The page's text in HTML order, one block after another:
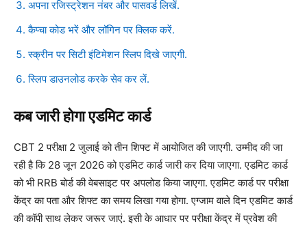
अपना रजिस्ट्रेशन नंबर और पासवर्ड लिखें.
कैप्चा कोड भरें और लॉगिन पर क्लिक करें.
स्क्रीन पर सिटी इंटिमेशन स्लिप दिखे जाएगी.
स्लिप डाउनलोड करके सेव कर लें.
कब जारी होगा एडमिट कार्ड
CBT 2 परीक्षा 2 जुलाई को तीन शिफ्ट में आयोजित की जाएगी. उम्मीद की जा
रही है कि 28 जून 2026 को एडमिट कार्ड जारी कर दिया जाएगा. एडमिट कार्ड
को भी RRB बोर्ड की वेबसाइट पर अपलोड किया जाएगा. एडमिट कार्ड पर परीक्षा
केंद्र का पता और शिफ्ट का समय लिखा गया होगा. एग्जाम वाले दिन एडमिट कार्ड
की कॉपी साथ लेकर जरूर जाएं. इसी के आधार पर परीक्षा केंद्र में प्रवेश की